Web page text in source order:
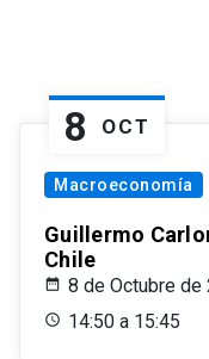
8 OCT
Macroeconomía
Guillermo
Chile
8 de Octubre de
14:50 a 15:45